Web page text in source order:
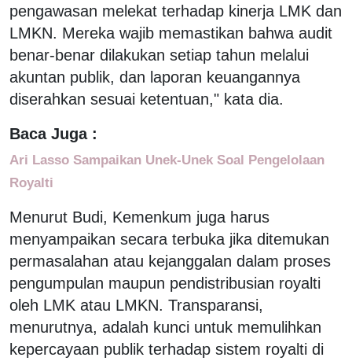
pengawasan melekat terhadap kinerja LMK dan
LMKN. Mereka wajib memastikan bahwa audit
benar-benar dilakukan setiap tahun melalui
akuntan publik, dan laporan keuangannya
diserahkan sesuai ketentuan," kata dia.
Baca Juga :
Ari Lasso Sampaikan Unek-Unek Soal Pengelolaan
Royalti
Menurut Budi, Kemenkum juga harus
menyampaikan secara terbuka jika ditemukan
permasalahan atau kejanggalan dalam proses
pengumpulan maupun pendistribusian royalti
oleh LMK atau LMKN. Transparansi,
menurutnya, adalah kunci untuk memulihkan
kepercayaan publik terhadap sistem royalti di